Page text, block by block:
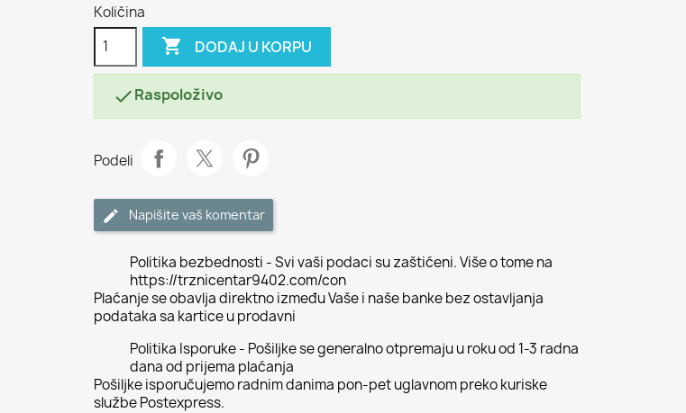
Količina
 DODAJ U KORPU
Raspoloživo
Podeli
Napišite vaš komentar
Politika bezbednosti - Svi vaši podaci su zaštićeni. Više o tome na
https://trznicentar9402.com/con
Plaćanje se obavlja direktno između Vaše i naše banke bez ostavljanja
podataka sa kartice u prodavni
Politika Isporuke - Pošiljke se generalno otpremaju u roku od 1-3 radna
dana od prijema plaćanja
Pošiljke isporučujemo radnim danima pon-pet uglavnom preko kuriske
službe Postexpress.